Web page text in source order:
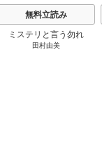
無料立読み
ミステリと言う勿れ
田村由美